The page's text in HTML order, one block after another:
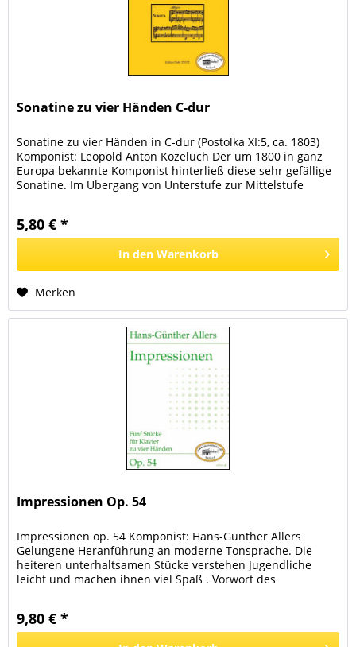
Sonatine zu vier Händen C-dur
Sonatine zu vier Händen in C-dur (Postolka XI:5, ca. 1803)
Komponist: Leopold Anton Kozeluch Der um 1800 in ganz
Europa bekannte Komponist hinterließ diese sehr gefällige
Sonatine. Im Übergang von Unterstufe zur Mittelstufe
5,80 € *
In den Warenkorb
Merken
Impressionen Op. 54
Impressionen op. 54 Komponist: Hans-Günther Allers
Gelungene Heranführung an moderne Tonsprache. Die
heiteren unterhaltsamen Stücke verstehen Jugendliche
leicht und machen ihnen viel Spaß . Vorwort des
9,80 € *